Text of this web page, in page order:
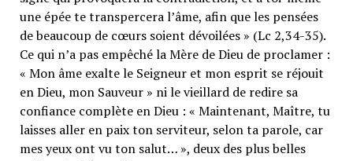
une épée te transpercera l’âme, afin que les pensées
de beaucoup de cœurs soient dévoilées » (Lc 2,34-35).
Ce qui n’a pas empêché la Mère de Dieu de proclamer :
« Mon âme exalte le Seigneur et mon esprit se réjouit
en Dieu, mon Sauveur » ni le vieillard de redire sa
confiance complète en Dieu : « Maintenant, Maître, tu
laisses aller en paix ton serviteur, selon ta parole, car
mes yeux ont vu ton salut… », deux des plus belles